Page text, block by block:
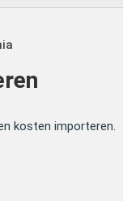
kosten importeren.